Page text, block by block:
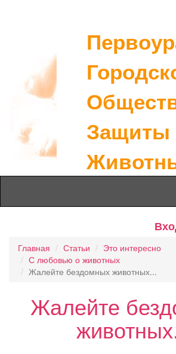
Защиты
Главная Статьи
Это интересно
С любовью о животных
Жалейте бездомных животных...
Жалейте